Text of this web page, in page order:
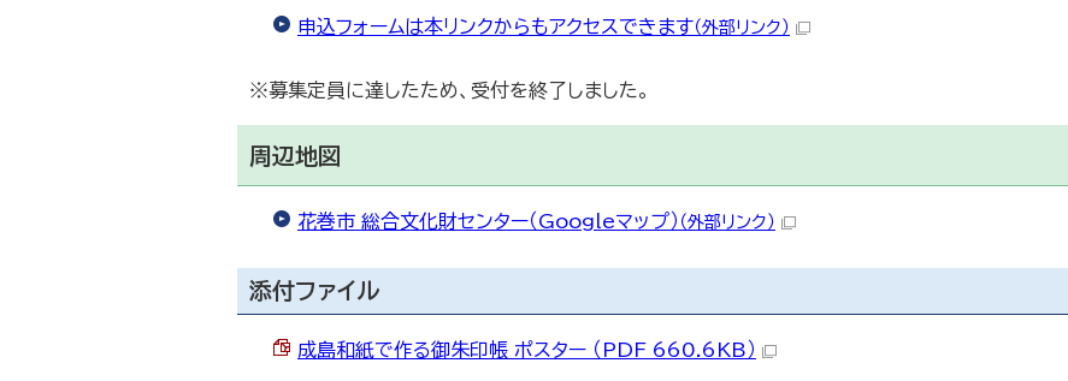
申込フォームは本リンクからもアクセスできます（外部リンク）
※募集定員に達したため、受付を終了しました。
周辺地図
花巻市 総合文化財センター（Googleマップ） （外部リンク）
添付ファイル
成島和紙で作る御朱印帳 ポスター （PDF 660.6KB）